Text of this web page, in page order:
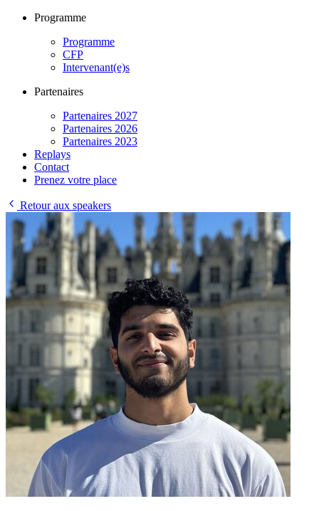
Programme
Programme
CFP
Intervenant(e)s
Partenaires
Partenaires 2027
Partenaires 2026
Partenaires 2023
Replays
Contact
Prenez votre place
Retour aux speakers